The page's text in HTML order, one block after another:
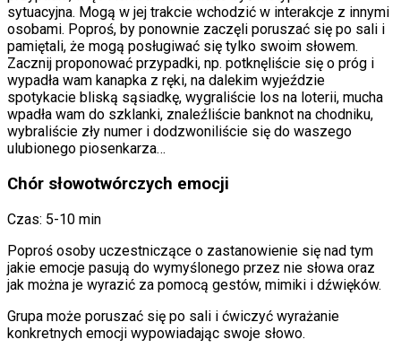
sytuacyjna. Mogą w jej trakcie wchodzić w interakcje z innymi
osobami. Poproś, by ponownie zaczęli poruszać się po sali i
pamiętali, że mogą posługiwać się tylko swoim słowem.
Zacznij proponować przypadki, np. potknęliście się o próg i
wypadła wam kanapka z ręki, na dalekim wyjeździe
spotykacie bliską sąsiadkę, wygraliście los na loterii, mucha
wpadła wam do szklanki, znaleźliście banknot na chodniku,
wybraliście zły numer i dodzwoniliście się do waszego
ulubionego piosenkarza…
Chór słowotwórczych emocji
Czas: 5-10 min
Poproś osoby uczestniczące o zastanowienie się nad tym
jakie emocje pasują do wymyślonego przez nie słowa oraz
jak można je wyrazić za pomocą gestów, mimiki i dźwięków.
Grupa może poruszać się po sali i ćwiczyć wyrażanie
konkretnych emocji wypowiadając swoje słowo.